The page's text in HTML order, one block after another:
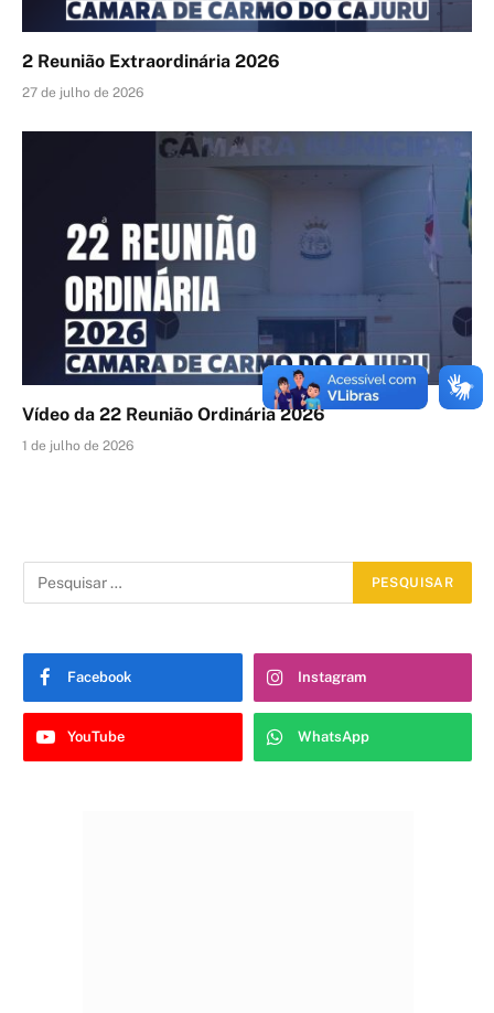
2 Reunião Extraordinária 2026
27 de julho de 2026
Vídeo da 22 Reunião Ordinária 2026
1 de julho de 2026
Facebook Instagram
YouTube WhatsApp